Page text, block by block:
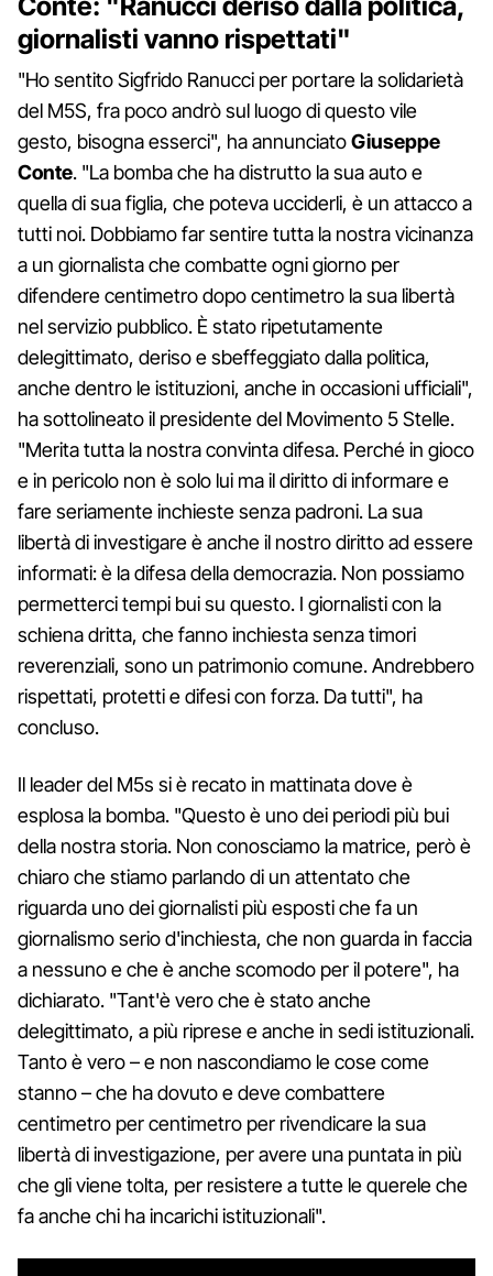
giornalisti vanno rispettati"
"Ho sentito Sigfrido Ranucci per portare la solidarietà
del M5S, fra poco andrò sul luogo di questo vile
gesto, bisogna esserci", ha annunciatoGiuseppe
Conte. "La bomba che ha distrutto la sua auto e
quella di sua figlia, che poteva ucciderli, è un attacco a
tutti noi. Dobbiamo far sentire tutta la nostra vicinanza
a un giornalista che combatte ogni giorno per
difendere centimetro dopo centimetro la sua libertà
nel servizio pubblico. È stato ripetutamente
delegittimato, deriso e sbeffeggiato dalla politica,
anche dentro le istituzioni, anche in occasioni ufficiali",
ha sottolineato il presidente del Movimento 5 Stelle.
"Merita tutta la nostra convinta difesa. Perché in gioco
e in pericolo non è solo lui ma il diritto di informare e
fare seriamente inchieste senza padroni. La sua
libertà di investigare è anche il nostro diritto ad essere
informati: è la difesa della democrazia. Non possiamo
permetterci tempi bui su questo. I giornalisti con la
schiena dritta, che fanno inchiesta senza timori
reverenziali, sono un patrimonio comune. Andrebbero
rispettati, protetti e difesi con forza. Da tutti", ha
concluso.
Il leader del M5s si è recato in mattinata dove è
esplosa la bomba. "Questo è uno dei periodi più bui
della nostra storia. Non conosciamo la matrice, però è
chiaro che stiamo parlando di un attentato che
riguarda uno dei giornalisti più esposti che fa un
giornalismo serio d'inchiesta, che non guarda in faccia
a nessuno e che è anche scomodo per il potere", ha
dichiarato. "Tant'è vero che è stato anche
delegittimato, a più riprese e anche in sedi istituzionali.
Tanto è vero – e non nascondiamo le cose come
stanno – che ha dovuto e deve combattere
centimetro per centimetro per rivendicare la sua
libertà di investigazione, per avere una puntata in più
che gli viene tolta, per resistere a tutte le querele che
fa anche chi ha incarichi istituzionali".